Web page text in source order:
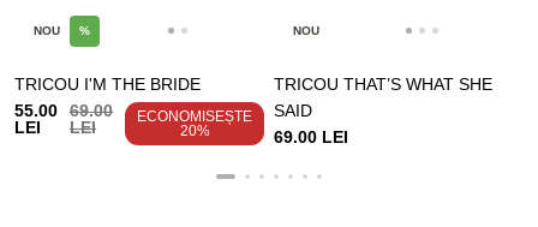
NOU %
TRICOU I'M THE BRIDE
55.00
LEI
69.00
LEI
ECONOMISEȘTE
20%
NOU
TRICOU THAT’S WHAT SHE
SAID
69.00 LEI